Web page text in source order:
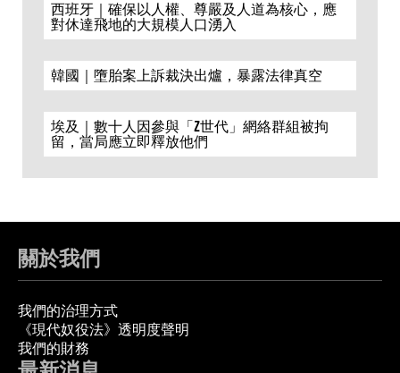
西班牙｜確保以人權、尊嚴及人道為核心，應
對休達飛地的大規模人口湧入
韓國｜墮胎案上訴裁決出爐，暴露法律真空
埃及｜數十人因參與「Z世代」網絡群組被拘
留，當局應立即釋放他們
關於我們
我們的治理方式
《現代奴役法》透明度聲明
我們的財務